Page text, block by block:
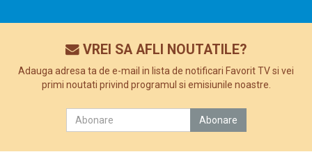
VREI SA AFLI NOUTATILE?
Adauga adresa ta de e-mail in lista de notificari Favorit TV si vei
primi noutati privind programul si emisiunile noastre.